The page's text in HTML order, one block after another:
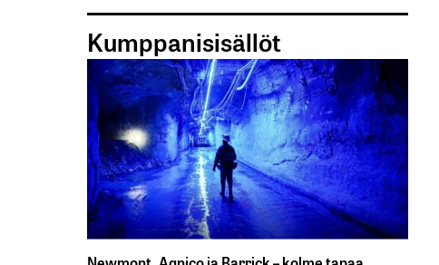
Kumppanisisällöt